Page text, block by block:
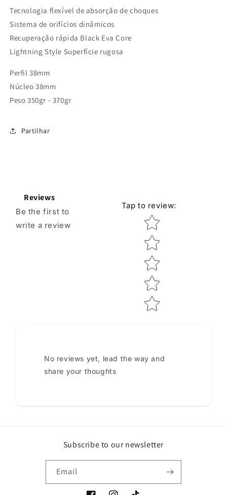
Tecnologia flexível de absorção de choques
Sistema de orifícios dinâmicos
Recuperação rápida Black Eva Core
Lightning Style Superfície rugosa
Perfil 38mm
Núcleo 38mm
Peso 350gr - 370gr
Partilhar
Reviews
Be the first to
write a review
Tap to review:
Star rating
No reviews yet, lead the way and
share your thoughts
Subscribe to our newsletter
Email